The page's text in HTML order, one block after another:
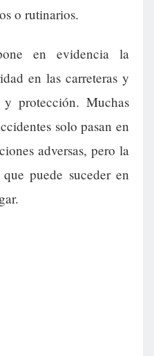
o rutinarios.
en evidencia la
en las carreteras y
protección. Muchas
solo pasan en
adversas, pero la
puede suceder en